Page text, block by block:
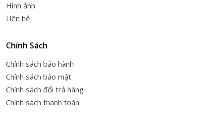
Hình ảnh
Liên hệ
Chính Sách
Chính sách bảo hành
Chính sách bảo mật
Chính sách đổi trả hàng
Chính sách thanh toán